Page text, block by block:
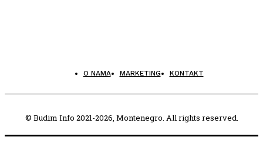
O NAMA MARKETING KONTAKT
© Budim Info 2021-2026, Montenegro. All rights reserved.